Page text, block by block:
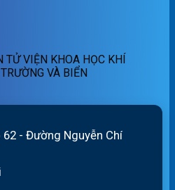
8/2026
TỬ VIỆN KHOA HỌC KHÍ
VÀ BIỂN
62 - Đường Nguyễn Chí